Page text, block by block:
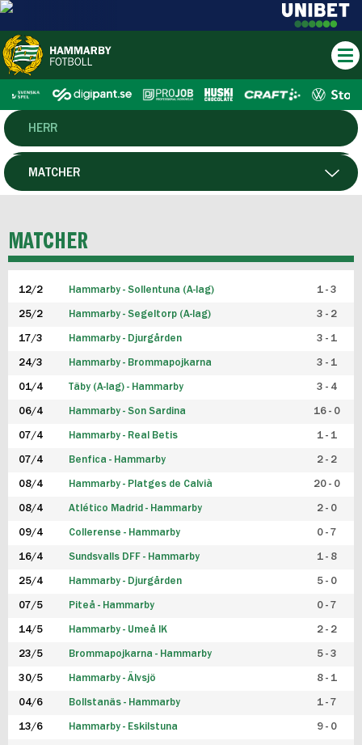
HERR
DAM
P19
F19
FUTSAL HERR
FUTSAL DAM
MATCHER
MATCHER
12/2 Hammarby - Sollentuna (A-lag) 1 - 3
25/2 Hammarby - Segeltorp (A-lag) 3 - 2
17/3 Hammarby - Djurgården 3 - 1
24/3 Hammarby - Brommapojkarna 3 - 1
01/4 Täby (A-lag) - Hammarby 3 - 4
06/4 Hammarby - Son Sardina 16 - 0
07/4 Hammarby - Real Betis 1 - 1
07/4 Benfica - Hammarby 2 - 2
08/4 Hammarby - Platges de Calvià 20 - 0
08/4 Atlético Madrid - Hammarby 2 - 0
09/4 Collerense - Hammarby 0 - 7
16/4 Sundsvalls DFF - Hammarby 1 - 8
25/4 Hammarby - Djurgården 5 - 0
07/5 Piteå - Hammarby 0 - 7
14/5 Hammarby - Umeå IK 2 - 2
23/5 Brommapojkarna - Hammarby 5 - 3
30/5 Hammarby - Älvsjö 8 - 1
04/6 Bollstanäs - Hammarby 1 - 7
13/6 Hammarby - Eskilstuna 9 - 0